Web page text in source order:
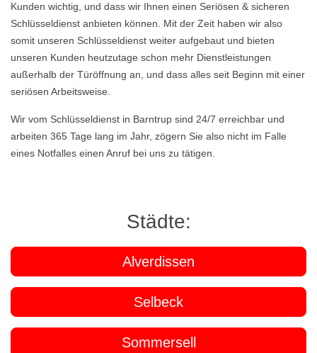
Kunden wichtig, und dass wir Ihnen einen Seriösen & sicheren
Schlüsseldienst anbieten können. Mit der Zeit haben wir also
somit unseren Schlüsseldienst weiter aufgebaut und bieten
unseren Kunden heutzutage schon mehr Dienstleistungen
außerhalb der Türöffnung an, und dass alles seit Beginn mit einer
seriösen Arbeitsweise.
Wir vom Schlüsseldienst in Barntrup sind 24/7 erreichbar und
arbeiten 365 Tage lang im Jahr, zögern Sie also nicht im Falle
eines Notfalles einen Anruf bei uns zu tätigen.
Städte:
Alverdissen
Selbeck
Sommersell